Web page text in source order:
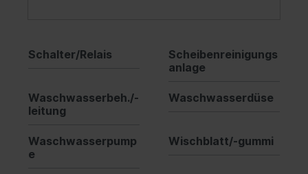
Schalter/Relais
Scheibenreinigungs
anlage
Waschwasserbeh./-
leitung
Waschwasserdüse
Waschwasserpump
e
Wischblatt/-gummi